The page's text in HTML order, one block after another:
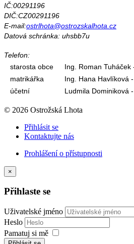
IČ:00291196
DIČ:CZ00291196
E-mail:ostrlhota@ostrozskalhota.cz
Datová schránka: uhsbb7u
Telefon:
starosta obce
Ing. Roman Tuháček
matrikářka
Ing. Hana Havlíková
účetní
Ludmila Dominiková
© 2026 Ostrožská Lhota
Přihlásit se
Kontaktujte nás
Prohlášení o přístupnosti
×
Přihlaste se
Uživatelské jméno
Heslo
Pamatuj si mě